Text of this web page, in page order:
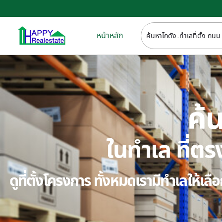
หน้าหลัก
ค้
ในทำเล ที่ต
ดูที่ตั้งโครงการ ทั้งหมดเรามีทำเลให้เ